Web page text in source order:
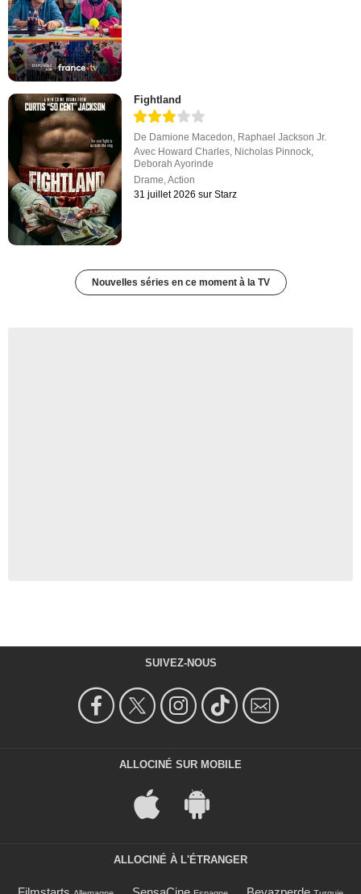
Fightland
De Damione Macedon Raphael Jackson Jr.
Avec Howard Charles Nicholas Pinnock
Deborah Ayorinde
Drame ,Action
31 juillet 2026 sur Starz
Nouvelles séries en ce moment à la TV
SUIVEZ-NOUS
ALLOCINÉ SUR MOBILE
ALLOCINÉ À L'ÉTRANGER